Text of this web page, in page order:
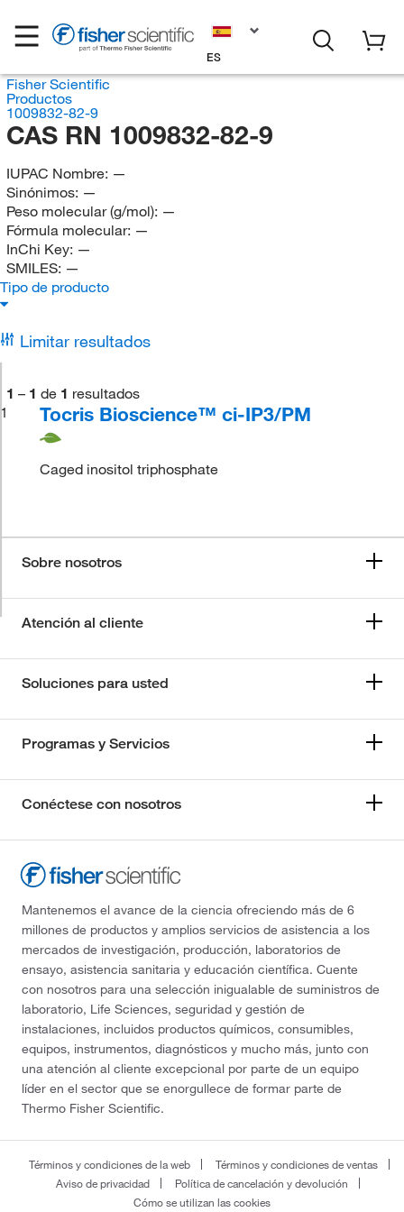
ES
Fisher Scientific
Productos
1009832-82-9
CAS RN 1009832-82-9
IUPAC Nombre: —
Sinónimos: —
Peso molecular (g/mol): —
Fórmula molecular: —
InChi Key: —
SMILES: —
Tipo de producto
Limitar resultados
1 – 1 de 1 resultados
1
Tocris Bioscience™ ci-IP3/PM
Caged inositol triphosphate
Sobre nosotros
Atención al cliente
Soluciones para usted
Programas y Servicios
Conéctese con nosotros
Mantenemos el avance de la ciencia ofreciendo más de 6
millones de productos y amplios servicios de asistencia a los
mercados de investigación, producción, laboratorios de
ensayo, asistencia sanitaria y educación científica. Cuente
con nosotros para una selección inigualable de suministros de
laboratorio, Life Sciences, seguridad y gestión de
instalaciones, incluidos productos químicos, consumibles,
equipos, instrumentos, diagnósticos y mucho más, junto con
una atención al cliente excepcional por parte de un equipo
líder en el sector que se enorgullece de formar parte de
Thermo Fisher Scientific.
Términos y condiciones de la web
Términos y condiciones de ventas
Aviso de privacidad
Política de cancelación y devolución
Cómo se utilizan las cookies